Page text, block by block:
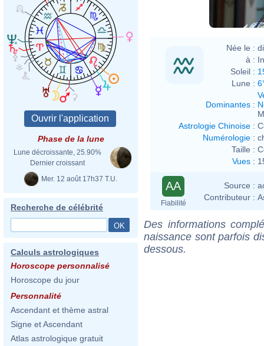
Phase de la lune
Lune décroissante, 25.90%
Dernier croissant
Mer. 12 août 17h37 T.U.
Recherche de célébrité
Calculs astrologiques
Horoscope personnalisé
Horoscope du jour
Personnalité
Ascendant et thème astral
Signe et Ascendant
Atlas astrologique gratuit
Née le :
à :
Soleil :
Lune :
Dominantes :
Astrologie Chinoise :
Numérologie :
Taille :
Vues :
AA
Fiabilité
Source :
Contributeur :
Des informations
naissance sont parfois
dessous.